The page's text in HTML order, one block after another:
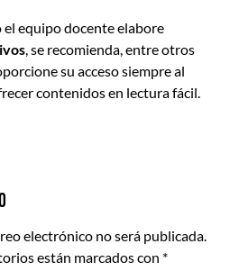
equipo docente elabore
, se recomienda, entre otros
su acceso siempre al
contenidos en lectura fácil.
electrónico no será publicada.
están marcados con *